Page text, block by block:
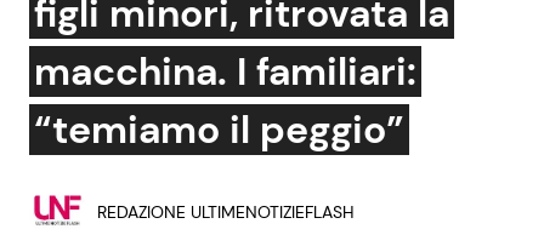
Economia
Persone Scomparse
Coppie VIP
Fiction e Serie TV
figli minori, ritrovata la
macchina. I familiari:
“temiamo il peggio”
REDAZIONE ULTIMENOTIZIEFLASH